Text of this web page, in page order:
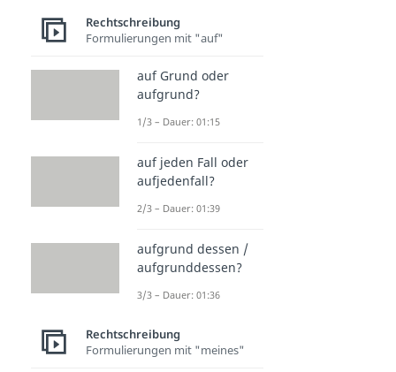
Rechtschreibung
Formulierungen mit "auf"
auf Grund oder
aufgrund?
1/3 – Dauer: 01:15
auf jeden Fall oder
aufjedenfall?
2/3 – Dauer: 01:39
aufgrund dessen /
aufgrunddessen?
3/3 – Dauer: 01:36
Rechtschreibung
Formulierungen mit "meines"